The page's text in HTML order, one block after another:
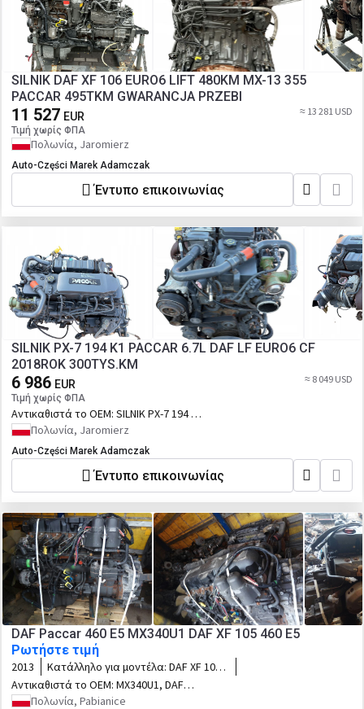
SILNIK DAF XF 106 EURO6 LIFT 480KM MX-13 355
PACCAR 495TKM GWARANCJA PRZEBI
11 527 EUR
Τιμή χωρίς ΦΠΑ
≈ 13 281 USD
Πολωνία, Jaromierz
Auto-Części Marek Adamczak
Έντυπο επικοινωνίας
SILNIK PX-7 194 K1 PACCAR 6.7L DAF LF EURO6 CF
2018ROK 300TYS.KM
6 986 EUR
Τιμή χωρίς ΦΠΑ
≈ 8 049 USD
Αντικαθιστά το OEM: SILNIK PX-7 194 K1
PACCAR 6.7L DAF LF EURO6 CF 2018ROK
Πολωνία, Jaromierz
Auto-Części Marek Adamczak
Έντυπο επικοινωνίας
DAF Paccar 460 E5 MX340U1 DAF XF 105 460 E5
Ρωτήστε τιμή
2013 Κατάλληλο για μοντέλα: DAF XF 105
460 E5
Αντικαθιστά το OEM: MX340U1, DAF
XF105 Paccar 460 E5 MX340U1
Πολωνία, Pabianice